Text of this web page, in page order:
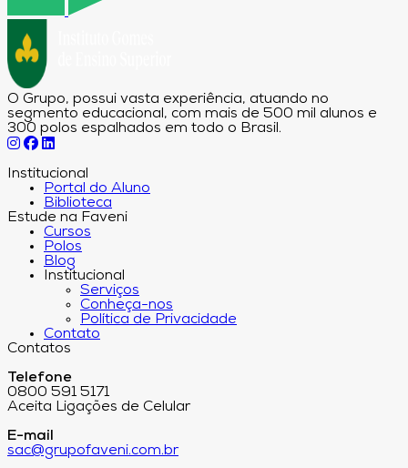
O Grupo, possui vasta experiência, atuando no
segmento educacional, com mais de 500 mil alunos e
300 polos espalhados em todo o Brasil.
Institucional
Portal do Aluno
Biblioteca
Estude na Faveni
Cursos
Polos
Blog
Institucional
Serviços
Conheça-nos
Política de Privacidade
Contato
Contatos
Telefone
0800 591 5171
Aceita Ligações de Celular
E-mail
sac@grupofaveni.com.br